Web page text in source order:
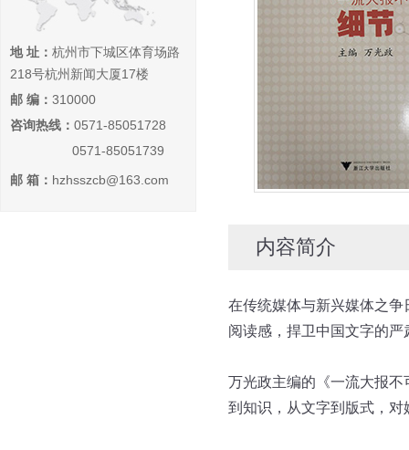
内容简介
在传统媒体与新兴媒体之
阅读感，捍卫中国文字的严
万光政主编的《一流大报
到知识，从文字到版式，
地 址： 杭州市下城区体育场路
218号杭州新闻大厦17楼
邮 编： 310000
咨询热线： 0571-85051728
0571-85051739
邮 箱： hzhsszcb@163.com